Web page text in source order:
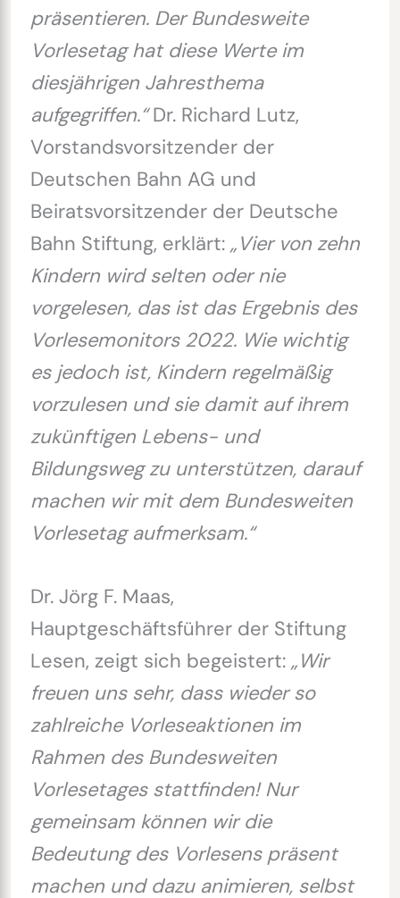
präsentieren. Der Bundesweite
Vorlesetag hat diese Werte im
diesjährigen Jahresthema
aufgegriffen.“Dr. Richard Lutz,
Vorstandsvorsitzender der
Deutschen Bahn AG und
Beiratsvorsitzender der Deutsche
Bahn Stiftung, erklärt: „Vier von zehn
Kindern wird selten oder nie
vorgelesen, das ist das Ergebnis des
Vorlesemonitors 2022. Wie wichtig
es jedoch ist, Kindern regelmäßig
vorzulesen und sie damit auf ihrem
zukünftigen Lebens- und
Bildungsweg zu unterstützen, darauf
machen wir mit dem Bundesweiten
Vorlesetag aufmerksam.“
Dr. Jörg F. Maas,
Hauptgeschäftsführer der Stiftung
Lesen, zeigt sich begeistert: „Wir
freuen uns sehr, dass wieder so
zahlreiche Vorleseaktionen im
Rahmen des Bundesweiten
Vorlesetages stattfinden! Nur
gemeinsam können wir die
Bedeutung des Vorlesens präsent
machen und dazu animieren, selbst